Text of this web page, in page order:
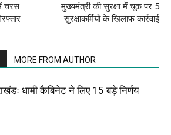
चरस
मुख्यमंत्री की सुरक्षा में चूक पर 5
सुरक्षाकर्मियों के खिलाफ कार्रवाई
MORE FROM AUTHOR
धामी कैबिनेट ने लिए 15 बड़े निर्णय